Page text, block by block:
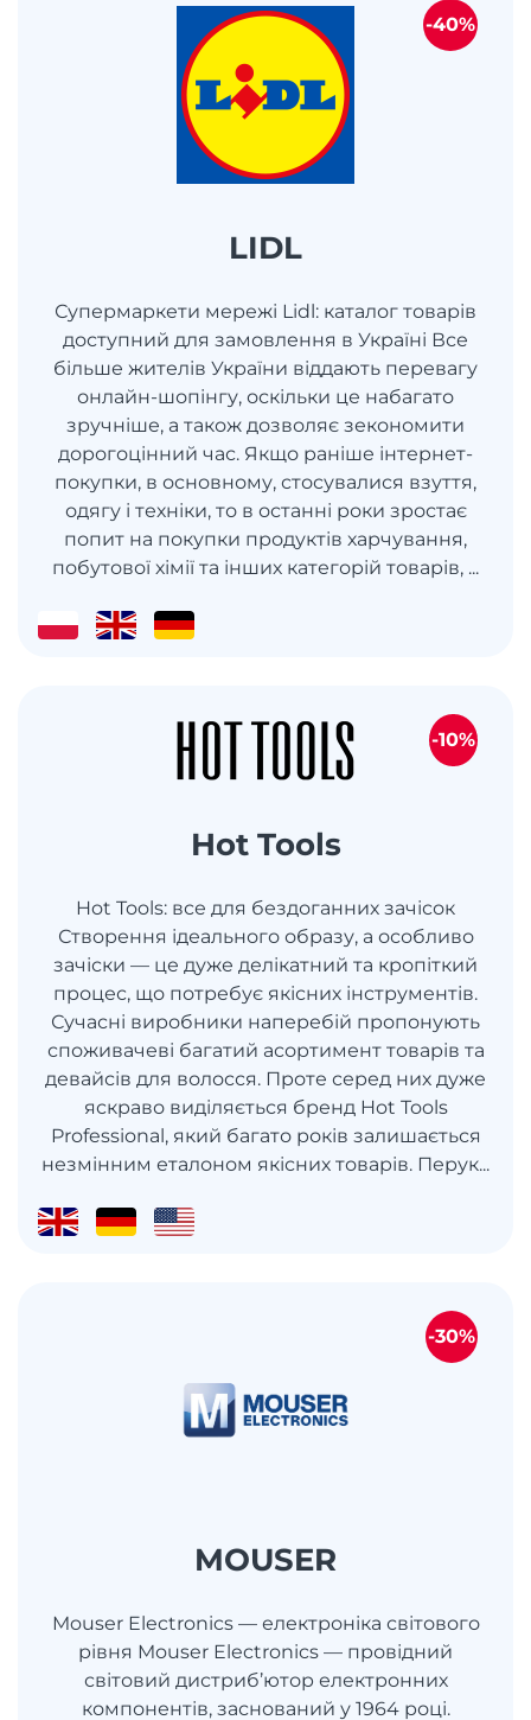
LIDL
Супермаркети мережі Lidl: каталог товарів
доступний для замовлення в Україні Все
більше жителів України віддають перевагу
онлайн-шопінгу, оскільки це набагато
зручніше, а також дозволяє зекономити
дорогоцінний час. Якщо раніше інтернет-
покупки, в основному, стосувалися взуття,
одягу і техніки, то в останні роки зростає
попит на покупки продуктів харчування,
побутової хімії та інших категорій товарів, ...
-40%
Hot Tools
Hot Tools: все для бездоганних зачісок
Створення ідеального образу, а особливо
зачіски — це дуже делікатний та кропіткий
процес, що потребує якісних інструментів.
Сучасні виробники наперебій пропонують
споживачеві багатий асортимент товарів та
девайсів для волосся. Проте серед них дуже
яскраво виділяється бренд Hot Tools
Professional, який багато років залишається
незмінним еталоном якісних товарів. Перук...
-10%
MOUSER
Mouser Electronics — електроніка світового
рівня Mouser Electronics — провідний
світовий дистриб’ютор електронних
компонентів, заснований у 1964 році.
-30%